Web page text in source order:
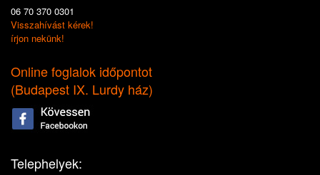
06 70 370 0301
Visszahívást kérek!
írjon nekünk!
Online foglalok időpontot
(Budapest IX. Lurdy ház)
Telephelyek: